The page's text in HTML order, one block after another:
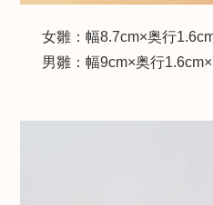
女雛：幅8.7cm×奥行
男雛：幅9cm×奥行